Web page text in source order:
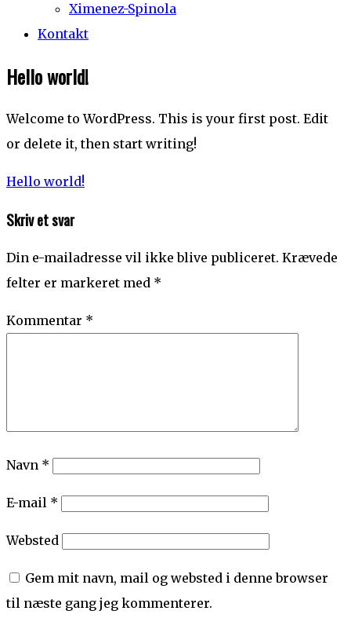
Ximenez-Spinola
Kontakt
Hello world!
Welcome to WordPress. This is your first post. Edit
or delete it, then start writing!
Indlægsnavigation
Hello world!
Skriv et svar
Din e-mailadresse vil ikke blive publiceret. Krævede
felter er markeret med *
Kommentar *
Navn *
E-mail *
Websted
Gem mit navn, mail og websted i denne browser
til næste gang jeg kommenterer.